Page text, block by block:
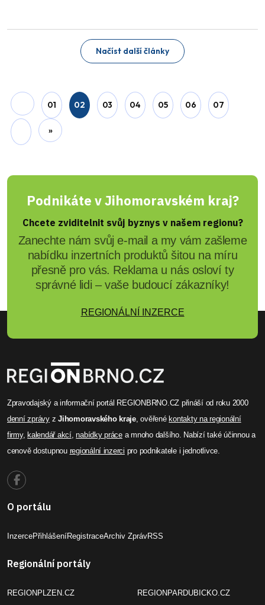
V Brně-Líšni vznikne nový
park, který bude zadržovat
dešťovou vodu
V Brně-Líšni má u ulice Houbalova vzniknout nový
park zaměřený na zadržování dešťové vody ze
jezírko, květnaté louky, domácí dřeviny, pěší cesty
Náklady se odhadují na zhruba 63 milionů korun,
část má pokrýt dotace.
Celý článek